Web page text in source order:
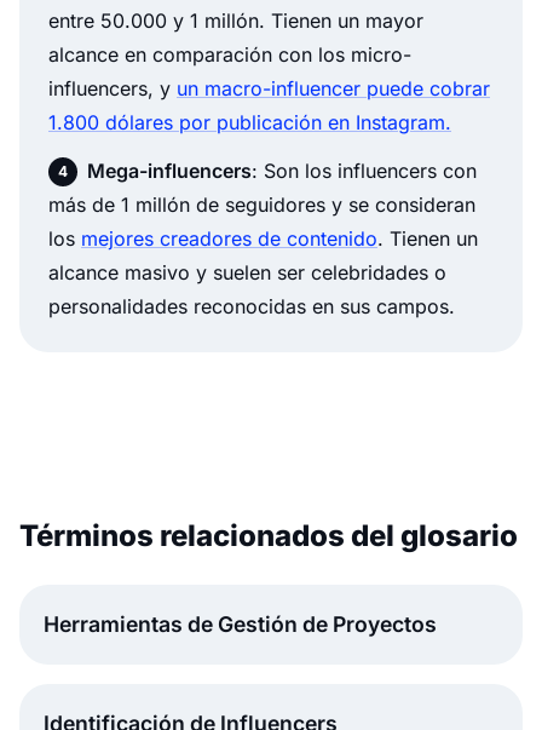
entre 50.000 y 1 millón. Tienen un mayor
alcance en comparación con los micro-
influencers, y un macro-influencer puede cobrar
1.800 dólares por publicación en Instagram.
Mega-influencers: Son los influencers con
más de 1 millón de seguidores y se consideran
los mejores creadores de contenido. Tienen un
alcance masivo y suelen ser celebridades o
personalidades reconocidas en sus campos.
Términos relacionados del glosario
Herramientas de Gestión de Proyectos
Identificación de Influencers